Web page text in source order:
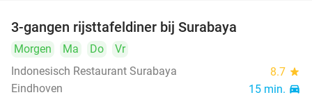
3-gangen rijsttafeldiner bij Surabaya
Morgen Ma Do
Vr
Indonesisch Restaurant Surabaya
8.7 star
Eindhoven 15 min. directions_car